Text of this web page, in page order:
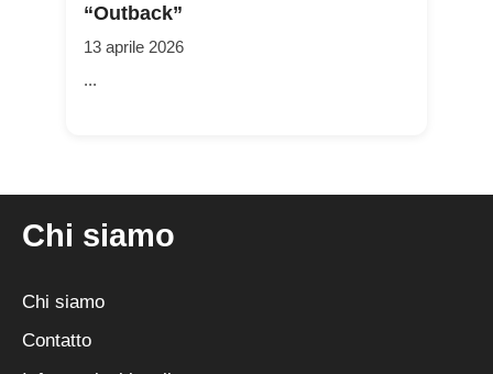
“Outback”
13 aprile 2026
...
Chi siamo
Chi siamo
Contatto